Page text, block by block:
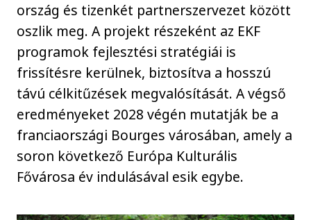
ország és tizenkét partnerszervezet között
oszlik meg. A projekt részeként az EKF
programok fejlesztési stratégiái is
frissítésre kerülnek, biztosítva a hosszú
távú célkitűzések megvalósítását. A végső
eredményeket 2028 végén mutatják be a
franciaországi Bourges városában, amely a
soron következő Európa Kulturális
Fővárosa év indulásával esik egybe.